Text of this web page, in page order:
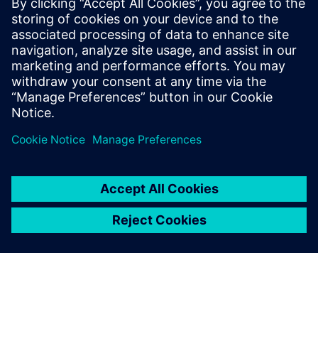
long terme. Découvrez comment cette stratégie permet
aux innovateurs en matière de matériaux pour batteries de
montrer la voie en fabriquant des matériaux plus
intelligents, plus sûrs et plus durables pour le monde de
demain.
Partager